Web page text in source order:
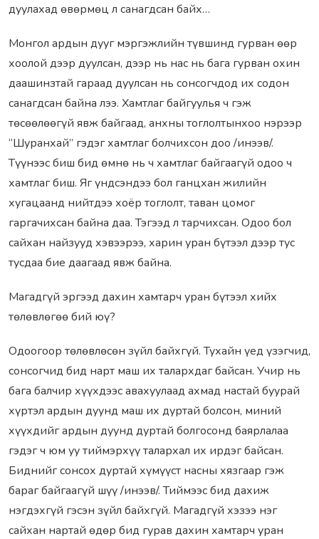
дуулахад өвөрмөц л санагдсан байх…
Монгол ардын дууг мэргэжлийн түвшинд гурван өөр
хоолой дээр дуулсан, дээр нь нас нь бага гурван охин
даашинзтай гараад дуулсан нь сонсогчдод их содон
санагдсан байна лээ. Хамтлаг байгуулья ч гэж
төсөөлөөгүй явж байгаад, анхны тоглолтынхоо нэрээр
“Шуранхай” гэдэг хамтлаг болчихсон доо /инээв/.
Түүнээс биш бид өмнө нь ч хамтлаг байгаагүй одоо ч
хамтлаг биш. Яг үндсэндээ бол ганцхан жилийн
хугацаанд нийтдээ хоёр тоглолт, таван цомог
гаргачихсан байна даа. Тэгээд л тарчихсан. Одоо бол
сайхан найзууд хэвээрээ, харин уран бүтээл дээр тус
тусдаа бие даагаад явж байна.
Магадгүй эргээд дахин хамтарч уран бүтээл хийх
төлөвлөгөө бий юү?
Одоогоор төлөвлөсөн зүйл байхгүй. Тухайн үед үзэгчид,
сонсогчид бид нарт маш их талархдаг байсан. Учир нь
бага балчир хүүхдээс авахуулаад ахмад настай буурай
хүртэл ардын дуунд маш их дуртай болсон, миний
хүүхдийг ардын дуунд дуртай болгосонд баярлалаа
гэдэг ч юм уу тиймэрхүү талархал их ирдэг байсан.
Биднийг сонсох дуртай хүмүүст насны хязгаар гэж
бараг байгаагүй шүү /инээв/. Тиймээс бид дахиж
нэгдэхгүй гэсэн зүйл байхгүй. Магадгүй хэзээ нэг
сайхан нартай өдөр бид гурав дахин хамтарч уран